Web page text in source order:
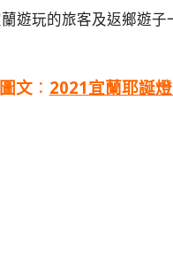
遊玩的旅客及返鄉遊子
文： 2021宜蘭耶誕